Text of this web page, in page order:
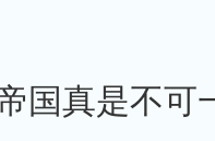
国真是不可